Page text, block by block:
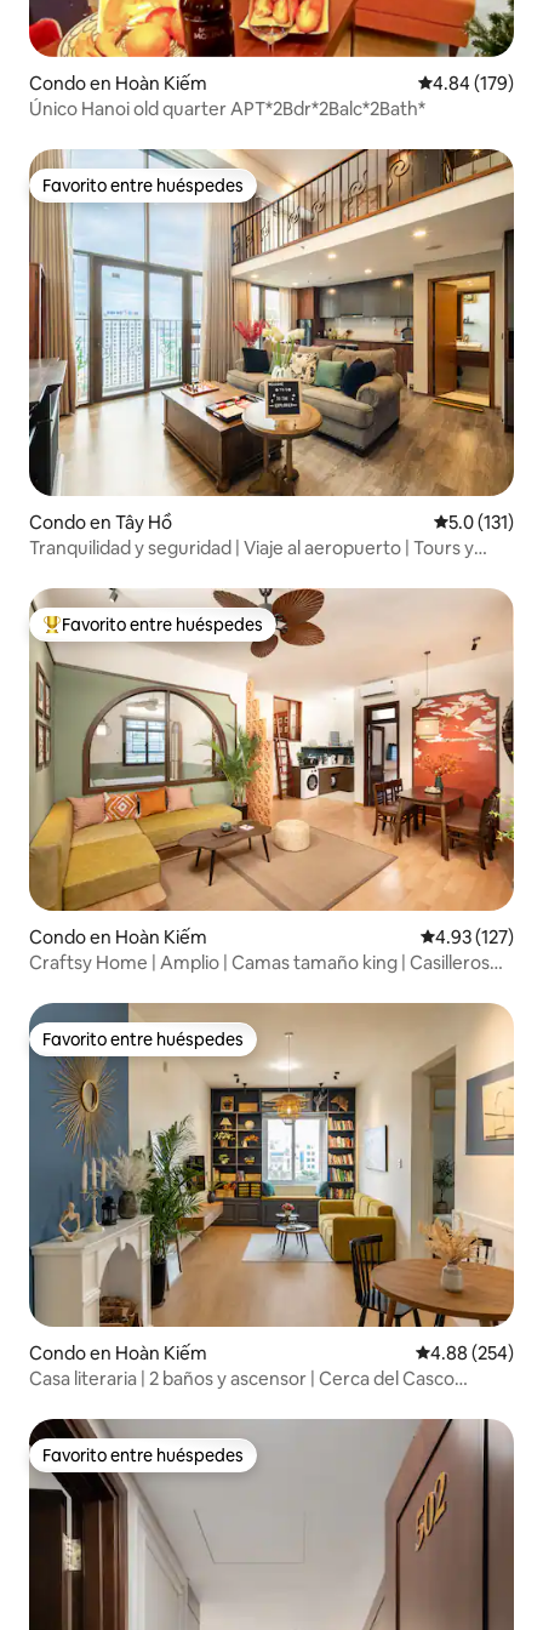
Condo en Hoàn Kiếm Calificación
4.84 (179)
Único Hanoi old quarter APT*2Bdr*2Balc*2Bath*
Favorito entre huéspedes
Favorito entre huéspedes
Condo en Tây Hồ Calificación
5.0 (131)
Tranquilidad y seguridad | Viaje al aeropuerto | Tours y
Favorito entre huéspedes preferido
Favorito entre huéspedes
Condo en Hoàn Kiếm Calificación
4.93 (127)
Craftsy Home | Amplio | Camas tamaño king | Casilleros
Favorito entre huéspedes
Favorito entre huéspedes
Condo en Hoàn Kiếm Calificación
4.88 (254)
Casa literaria | 2 baños y ascensor | Cerca del Casco
Favorito entre huéspedes
Favorito entre huéspedes